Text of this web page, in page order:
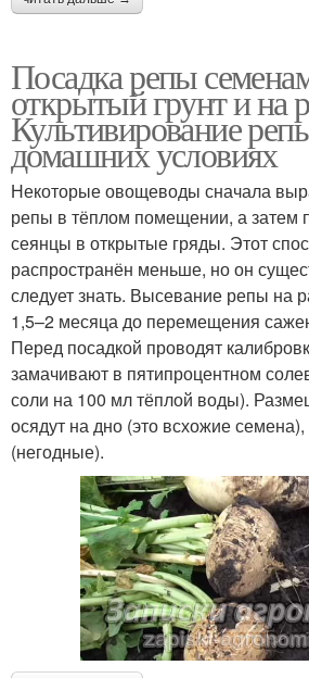
Посадка репы
открытый грунт и на
Культивирование
домашних условиях
Некоторые овощеводы сначала
репы в тёплом помещении, а затем
сеянцы в открытые гряды. Этот
распространён меньше, но он
следует знать. Высевание репы на
1,5–2 месяца до перемещения
Перед посадкой проводят
замачивают в пятипроцентном
соли на 100 мл тёплой воды).
осядут на дно (это всхожие
(негодные).